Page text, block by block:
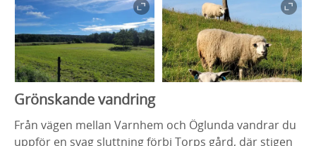
Grönskande vandring
Från vägen mellan Varnhem och Öglunda vandrar du
uppför en svag sluttning förbi Torps gård, där stigen